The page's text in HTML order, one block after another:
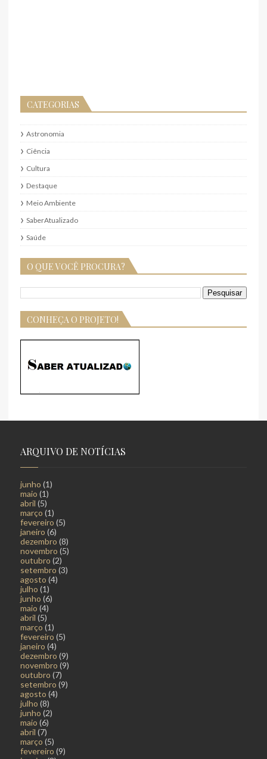
CATEGORIAS
Astronomia
Ciência
Cultura
Destaque
Meio Ambiente
SaberAtualizado
Saúde
O QUE VOCÊ PROCURA?
CONHEÇA O PROJETO!
ARQUIVO DE NOTÍCIAS
junho (1)
maio (1)
abril (5)
março (1)
fevereiro (5)
janeiro (6)
dezembro (8)
novembro (5)
outubro (2)
setembro (3)
agosto (4)
julho (1)
junho (6)
maio (4)
abril (5)
março (1)
fevereiro (5)
janeiro (4)
dezembro (9)
novembro (9)
outubro (7)
setembro (9)
agosto (4)
julho (8)
junho (2)
maio (6)
abril (7)
março (5)
fevereiro (9)